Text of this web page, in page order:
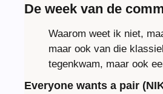
De week van de
Waarom weet ik niet,
maar ook van die
tegenkwam, maar ook
Everyone wants a pair